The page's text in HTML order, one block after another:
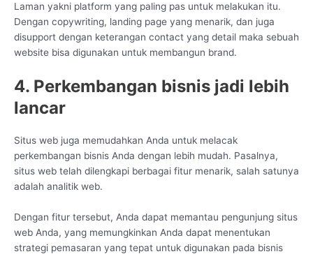
Laman yakni platform yang paling pas untuk melakukan itu.
Dengan copywriting, landing page yang menarik, dan juga
disupport dengan keterangan contact yang detail maka sebuah
website bisa digunakan untuk membangun brand.
4. Perkembangan bisnis jadi lebih
lancar
Situs web juga memudahkan Anda untuk melacak
perkembangan bisnis Anda dengan lebih mudah. Pasalnya,
situs web telah dilengkapi berbagai fitur menarik, salah satunya
adalah analitik web.
Dengan fitur tersebut, Anda dapat memantau pengunjung situs
web Anda, yang memungkinkan Anda dapat menentukan
strategi pemasaran yang tepat untuk digunakan pada bisnis